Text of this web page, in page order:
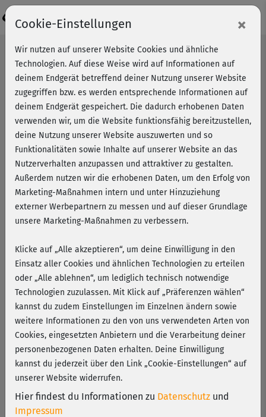
Power-Fatburning mit Nina
Winkler
Volle Fett-weg-Kraft voraus: In diesem Kurs von Nina
Winkler geht es um die Fettverbrennung & die
Verbesserung der allgemeinen Fitness. Die Fitness-
Expertin zeigt dir dynamische Power-Übungen, die
überflüssige Pfunde schmelzen lassen, aber auch
Beine und Po intensiv straffen und kräftigen. Das
Gewebe wird fester und auch Cellulite verschwindet
bei regelmäßigem Training sichtbar.
Cookie-Einstellungen ×
Wir nutzen auf unserer Website Cookies und ähnliche
Technologien. Auf diese Weise wird auf Informationen auf
deinem Endgerät betreffend deiner Nutzung unserer Website
zugegriffen bzw. es werden entsprechende Informationen auf
deinem Endgerät gespeichert. Die dadurch erhobenen Daten
verwenden wir, um die Website funktionsfähig bereitzustellen,
deine Nutzung unserer Website auszuwerten und so
Funktionalitäten sowie Inhalte auf unserer Website an das
Nutzerverhalten anzupassen und attraktiver zu gestalten.
Außerdem nutzen wir die erhobenen Daten, um den Erfolg von
Marketing-Maßnahmen intern und unter Hinzuziehung
externer Werbepartnern zu messen und auf dieser Grundlage
unsere Marketing-Maßnahmen zu verbessern.
Klicke auf „Alle akzeptieren“, um deine Einwilligung in den
Einsatz aller Cookies und ähnlichen Technologien zu erteilen
oder „Alle ablehnen“, um lediglich technisch notwendige
Technologien zuzulassen. Mit Klick auf „Präferenzen wählen“
kannst du zudem Einstellungen im Einzelnen ändern sowie
weitere Informationen zu den von uns verwendeten Arten von
Cookies, eingesetzten Anbietern und die Verarbeitung deiner
personenbezogenen Daten erhalten. Deine Einwilligung
kannst du jederzeit über den Link „Cookie-Einstellungen“ auf
unserer Website widerrufen.
Hier findest du Informationen zu Datenschutz und
Impressum